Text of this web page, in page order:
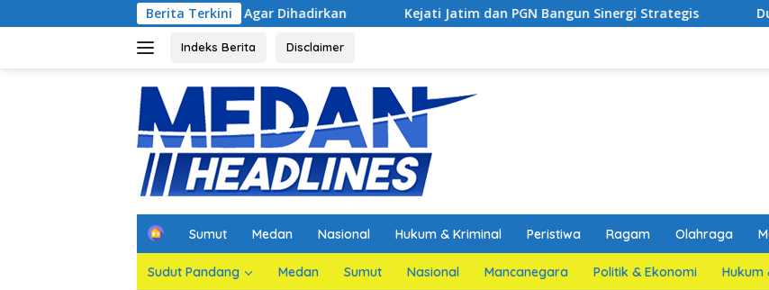
ke
Berita Terkini
Jaksa Agar Dihadirkan Kejati Jatim dan PGN Bangun Sinergi Strategis Dua Saksi Kunci Ungkap
Indeks Berita Disclaimer
H
m
e
Sumut Medan Nasional Hukum & Kriminal Peristiwa Ragam Olahraga
Sudut Pandang Medan Sumut Nasional Mancanegara Politik & Ekonomi Hukum